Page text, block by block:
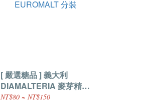
[ 嚴選糖品 ] 義大利
DIAMALTERIA 麥芽精
EUROMALT 分裝
NT$80 ~ NT$150